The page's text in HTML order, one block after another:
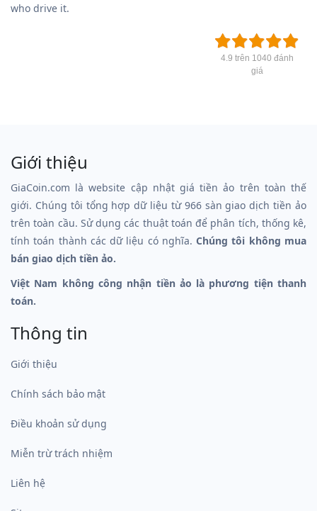
who drive it.
4.9 trên 1040 đánh
giá
Giới thiệu
GiaCoin.com là website cập nhật giá tiền ảo trên toàn thế
giới. Chúng tôi tổng hợp dữ liệu từ 966 sàn giao dịch tiền ảo
trên toàn cầu. Sử dụng các thuật toán để phân tích, thống kê,
tính toán thành các dữ liệu có nghĩa.Chúng tôi không mua
bán giao dịch tiền ảo.
Việt Nam không công nhận tiền ảo là phương tiện thanh
toán.
Thông tin
Giới thiệu
Chính sách bảo mật
Điều khoản sử dụng
Miễn trừ trách nhiệm
Liên hệ